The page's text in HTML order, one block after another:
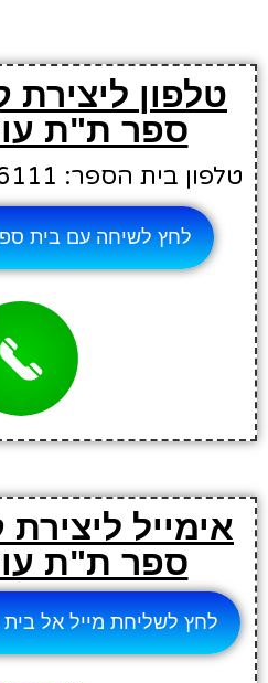
טלפון
ספר ת"ת
טלפון בית הספר: 08-6816111
לחץ לשיחה עם בית
אימייל
ספר ת"ת
לחץ לשליחת מייל אל בית